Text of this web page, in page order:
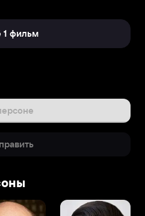
1 фильм